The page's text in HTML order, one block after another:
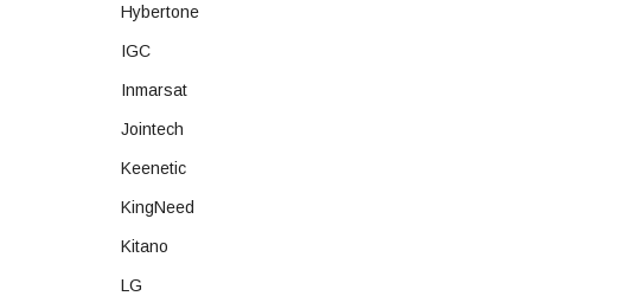
Hybertone
IGC
Inmarsat
Jointech
Keenetic
KingNeed
Kitano
LG